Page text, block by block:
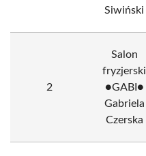
Siwiński
2
Salon
fryzjerski
●GABI●
Gabriela
Czerska